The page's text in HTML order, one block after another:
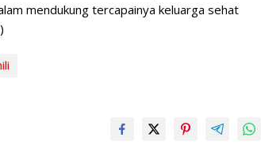
mendukung tercapainya keluarga sehat